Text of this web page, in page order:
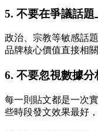
5. 不要在爭議話題
政治、宗教等敏感話
品牌核心價值直接相
6. 不要忽視數據分
每一則貼文都是一次
些時段發文效果最好